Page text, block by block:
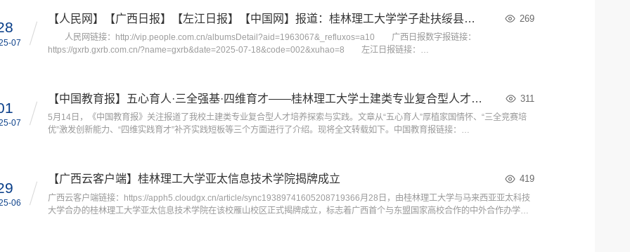
07
【人民网】【广西日报】【左江日报】【中国网】报道：桂林理工大学学子赴扶绥县那坡村开展科普下乡活动 269
人民网链接：http://vip.people.com.cn/albumsDetail?aid=1963067&_refluxos=a10 广西日报数字报链接：
https://gxrb.gxrb.com.cn/?name=gxrb&date=2025-07-18&code=002&xuhao=8 左江日报链接：
07
【中国教育报】五心育人·三全强基·四维育才——桂林理工大学土建类专业复合型人才培养探索与实践 311
5月14日，《中国教育报》关注报道了我校土建类专业复合型人才培养探索与实践。文章从“五心育人”厚植家国情怀、“三全竞赛培
优”激发创新能力、“四维实践育才”补齐实践短板等三个方面进行了介绍。现将全文转载如下。中国教育报链接：
06
【广西云客户端】桂林理工大学亚太信息技术学院揭牌成立 419
广西云客户端链接：https://apph5.cloudgx.cn/article/sync19389741605208719366月28日，由桂林理工大学与马来西亚亚太科技
大学合办的桂林理工大学亚太信息技术学院在该校雁山校区正式揭牌成立，标志着广西首个与东盟国家高校合作的中外合作办学机